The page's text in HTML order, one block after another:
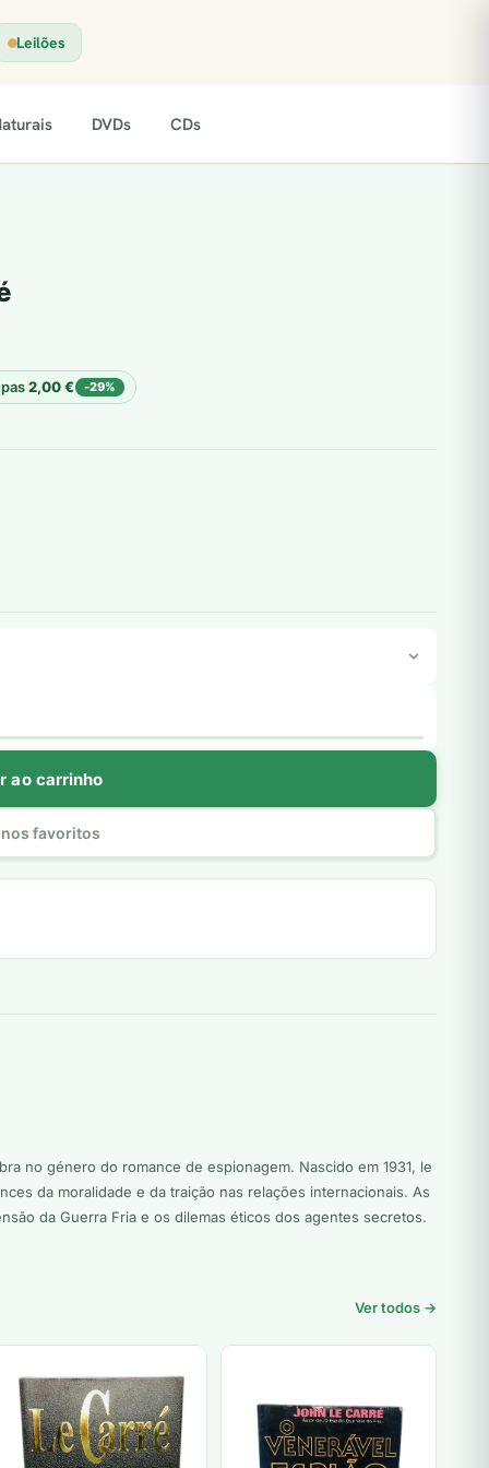
Leilões
DVDs CDs
2,00€ -29%
ao carrinho
favoritos
no género do romance de espionagem. Nascido em 1931, le
da moralidade e da traição nas relações internacionais. As
da Guerra Fria e os dilemas éticos dos agentes secretos.
Ver todos →